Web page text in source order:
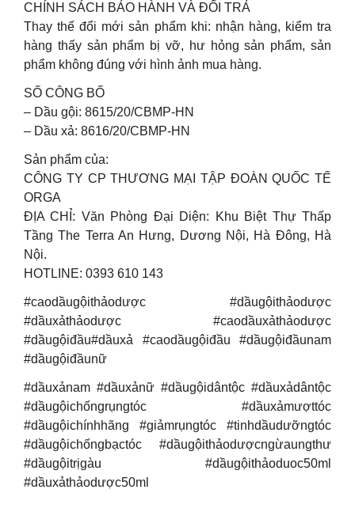
CHÍNH SÁCH BẢO HÀNH VÀ ĐỔI TRẢ
Thay thế đổi mới sản phẩm khi: nhận hàng, kiểm tra
hàng thấy sản phẩm bị vỡ, hư hỏng sản phẩm, sản
phẩm không đúng với hình ảnh mua hàng.
SỐ CÔNG BỐ
– Dầu gội: 8615/20/CBMP-HN
– Dầu xả: 8616/20/CBMP-HN
Sản phẩm của:
CÔNG TY CP THƯƠNG MẠI TẬP ĐOÀN QUỐC TẾ
ORGA
ĐỊA CHỈ: Văn Phòng Đại Diện: Khu Biệt Thự Thấp
Tầng The Terra An Hưng, Dương Nội, Hà Đông, Hà
Nội.
HOTLINE: 0393 610 143
#caodầugộithảodược #dầugộithảodược
#dầuxảthảodược #caodầuxảthảodược
#dầugộiđầu#dầuxả #caodầugộiđầu #dầugộiđầunam
#dầugộiđầunữ
#dầuxảnam #dầuxảnữ #dầugộidântộc #dầuxảdântộc
#dầugộichốngrụngtóc #dầuxảmượttóc
#dầugộichínhhãng #giảmrụngtóc #tinhdầudưỡngtóc
#dầugộichốngbạctóc #dầugộithảodượcngừaungthư
#dầugộitrịgàu #dầugộithảoduoc50ml
#dầuxảthảodược50ml